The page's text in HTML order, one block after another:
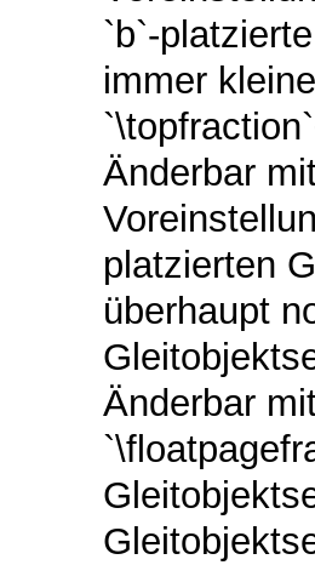
`b`-
immer
Änderbar
platzierten
überhaupt
Änderbar